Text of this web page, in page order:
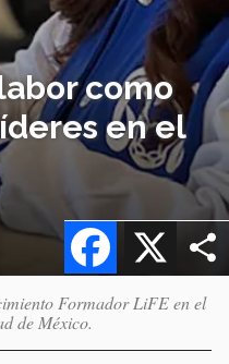
como
en el
X
Facebook
Formador LiFE en el
de México.